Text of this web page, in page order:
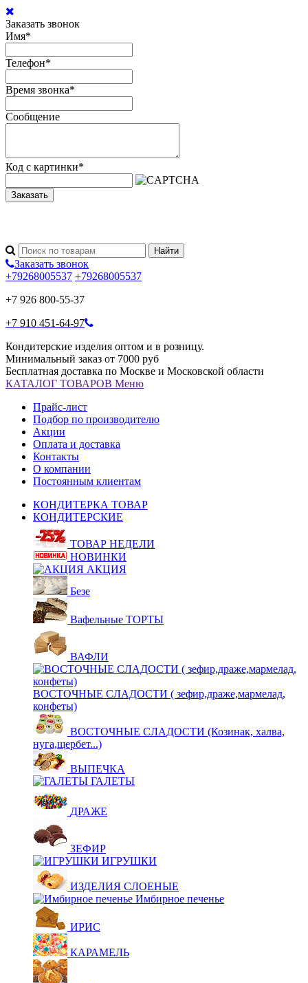
Заказать звонок
Имя*
Телефон*
Время звонка*
Сообщение
Код с картинки*
Заказать
Заказать звонок
+79268005537 +79268005537
+7 926 800-55-37
+7 910 451-64-97
Кондитерские изделия оптом и в розницу.
Минимальный заказ от 7000 руб
Бесплатная доставка по Москве и Московской области
КАТАЛОГ ТОВАРОВ Меню
Прайс-лист
Подбор по производителю
Акции
Оплата и доставка
Контакты
О компании
Постоянным клиентам
КОНДИТЕРКА ТОВАР
КОНДИТЕРСКИЕ
ТОВАР НЕДЕЛИ
НОВИНКИ
АКЦИЯ
Безе
Вафельные ТОРТЫ
ВАФЛИ
ВОСТОЧНЫЕ СЛАДОСТИ ( зефир,драже,мармелад,
конфеты)
ВОСТОЧНЫЕ СЛАДОСТИ (Козинак, халва,
нуга,щербет...)
ВЫПЕЧКА
ГАЛЕТЫ
ДРАЖЕ
ЗЕФИР
ИГРУШКИ
ИЗДЕЛИЯ СЛОЕНЫЕ
Имбирное печенье
ИРИС
КАРАМЕЛЬ